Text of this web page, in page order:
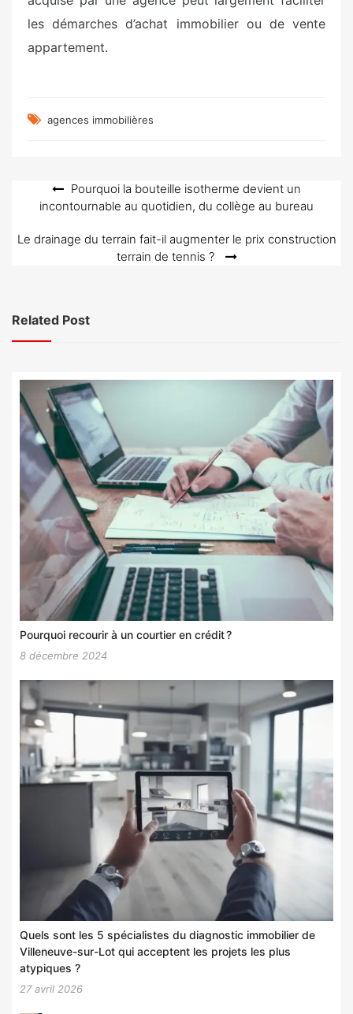
les démarches d’achat immobilier ou de vente
appartement.
agences immobilières
Navigation
l’article
Pourquoi la bouteille isotherme devient un
incontournable au quotidien, du collège au bureau
Le drainage du terrain fait-il augmenter le prix construction
terrain de tennis ?
Related Post
Pourquoi recourir à un courtier en crédit ?
8 décembre 2024
Quels sont les 5 spécialistes du diagnostic immobilier de
Villeneuve-sur-Lot qui acceptent les projets les plus
atypiques ?
27 avril 2026